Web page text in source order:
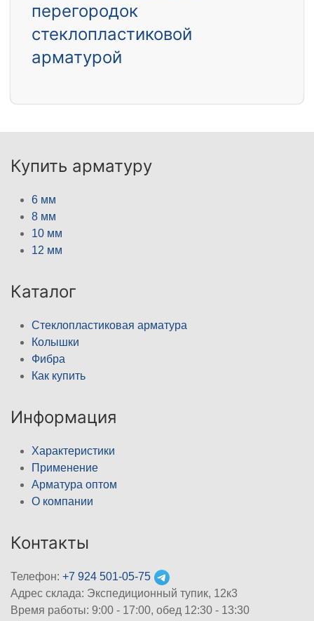
перегородок
стеклопластиковой
арматурой
Купить арматуру
6 мм
8 мм
10 мм
12 мм
Каталог
Стеклопластиковая арматура
Колышки
Фибра
Как купить
Информация
Характеристики
Применение
Арматура оптом
О компании
Контакты
Телефон: +7 924 501-05-75
Адрес склада: Экспедиционный тупик, 12к3
Время работы: 9:00 - 17:00, обед 12:30 - 13:30